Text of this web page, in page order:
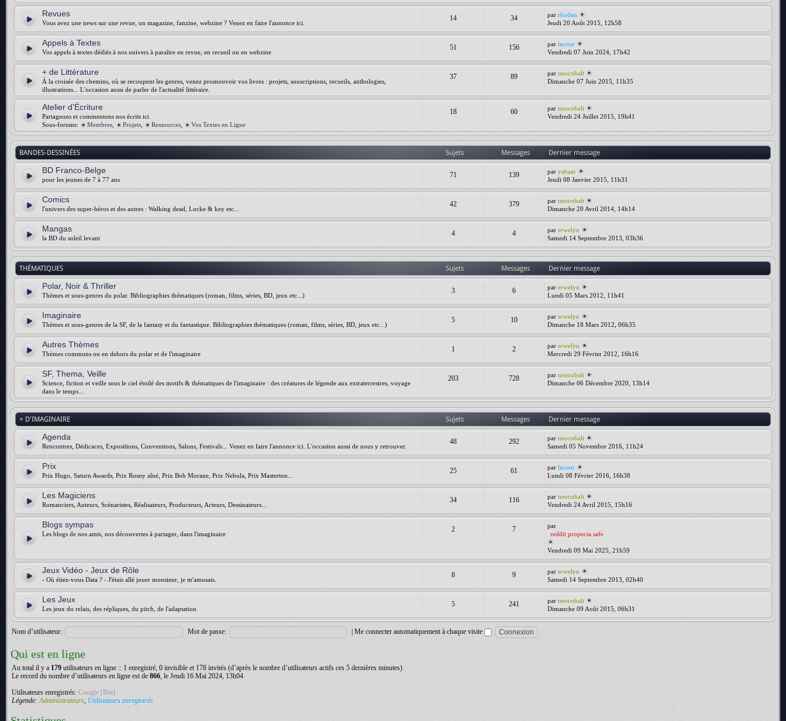
Revues
Vous avez une news sur une revue, un magazine, fanzine, webzine ? Venez en faire l'annonce ici.
14 34 parrhodan
Jeudi 20 Août 2015, 12h58
Appels à Textes
Vos appels à textes dédiés à nos univers à paraître en revue, en recueil ou en webzine
51 156 parlacour
Vendredi 07 Juin 2024, 17h42
+ de Littérature
À la croisée des chemins, où se recoupent les genres, venez promouvoir vos livres : projets, souscriptions, recueils, anthologies,
illustrations... L'occasion aussi de parler de l'actualité littéraire.
37 89 parneocobalt
Dimanche 07 Juin 2015, 11h35
Atelier d'Écriture
Partageons et commentons nos écrits ici
Sous-forums:
Membres Projets Ressources Vos Textes en Ligne
18 60 parneocobalt
Vendredi 24 Juillet 2015, 19h41
BANDES-DESSINÉES Sujets Messages Dernier message
BD Franco-Belge
pour les jeunes de 7 à 77 ans
71 139 paryabaar
Jeudi 08 Janvier 2015, 11h31
Comics
l'univers des super-héros et des autres : Walking dead, Locke & key etc...
42 379 parneocobalt
Dimanche 20 Avril 2014, 14h14
Mangas
la BD du soleil levant
4 4 parerwelyn
Samedi 14 Septembre 2013, 03h36
THÉMATIQUES Sujets Messages Dernier message
Polar, Noir & Thriller
Thèmes et sous-genres du polar. Bibliographies thématiques (roman, films, séries, BD, jeux etc...)
3 6 parerwelyn
Lundi 05 Mars 2012, 11h41
Imaginaire
Thèmes et sous-genres de la SF, de la fantasy et du fantastique. Bibliographies thématiques (roman, films, séries, BD, jeux etc...)
5 10 parerwelyn
Dimanche 18 Mars 2012, 06h35
Autres Thèmes
Thèmes communs ou en dehors du polar et de l'imaginaire
1 2 parerwelyn
Mercredi 29 Février 2012, 16h16
SF, Thema, Veille
Science, fiction et veille sous le ciel étoilé des motifs & thématiques de l'imaginaire : des créatures de légende aux extraterrestres, voyage
dans le temps...
203 728 parneocobalt
Dimanche 06 Décembre 2020, 13h14
+ D'IMAGINAIRE Sujets Messages Dernier message
Agenda
Rencontres, Dédicaces, Expositions, Conventions, Salons, Festivals... Venez en faire l'annonce ici. L'occasion aussi de nous y retrouver.
48 292 parneocobalt
Samedi 05 Novembre 2016, 11h24
Prix
Prix Hugo, Saturn Awards, Prix Rosny aîné, Prix Bob Morane, Prix Nebula, Prix Masterton...
25 61 parlacour
Lundi 08 Février 2016, 16h38
Les Magiciens
Romanciers, Auteurs, Scénaristes, Réalisateurs, Producteurs, Acteurs, Dessinateurs...
34 116 parneocobalt
Vendredi 24 Avril 2015, 15h16
Blogs sympas
Les blogs de nos amis, nos découvertes à partager, dans l'imaginaire
2 7
par
reddit propecia safe
Vendredi 09 Mai 2025, 21h59
Jeux Vidéo - Jeux de Rôle
- Où étiez-vous Data ? - J'étais allé jouer monsieur, je m'amusais.
8 9 parerwelyn
Samedi 14 Septembre 2013, 02h40
Les Jeux
Les jeux du relais, des répliques, du pitch, de l'adaptation
5 241 parneocobalt
Dimanche 09 Août 2015, 06h31
Nom d’utilisateur: Mot de passe: |Me connecter automatiquement à chaque visite
Qui est en ligne
Au total il y a 179 utilisateurs en ligne :: 1 enregistré, 0 invisible et 178 invités (d’après le nombre d’utilisateurs actifs ces 5 dernières minutes)
Le record du nombre d’utilisateurs en ligne est de 866, le Jeudi 16 Mai 2024, 13h04
Utilisateurs enregistrés: Google [Bot]
Légende:Administrateurs, Utilisateurs enregistrés